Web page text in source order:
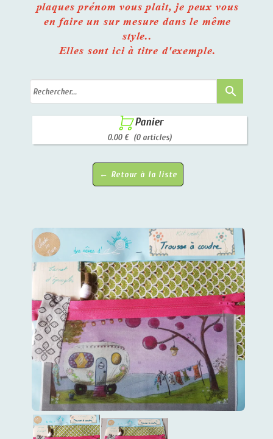
plaques prénom vous plait, je peux vous
en faire un sur mesure dans le même
style..
Elles sont ici à titre d'exemple.
search
 Panier
0.00 € (0 articles)
← Retour à la liste